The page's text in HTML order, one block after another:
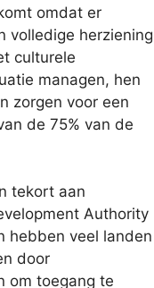
omdat er
volledige herziening
culturele
managen, hen
zorgen voor een
de 75% van de
tekort aan
Authority
hebben veel landen
door
om toegang te